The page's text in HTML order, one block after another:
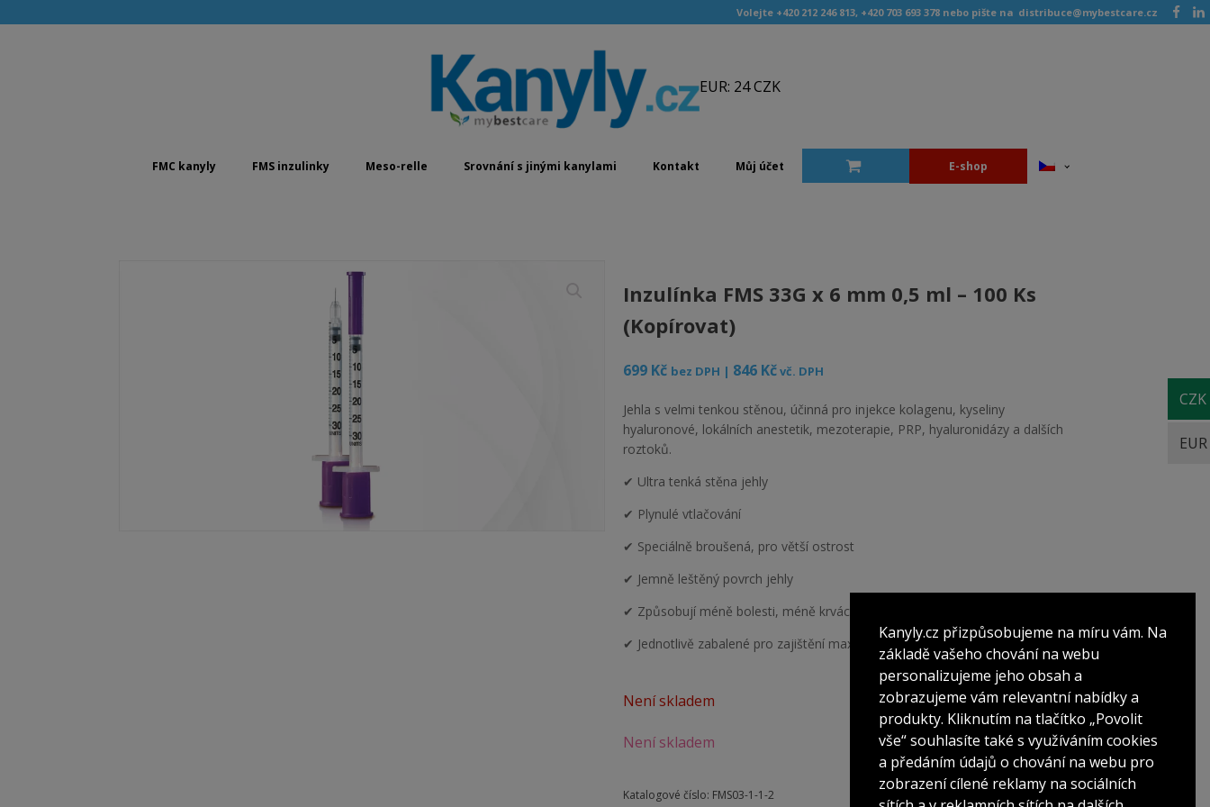
CZK
EUR
Volejte +420 212 246 813, +420 703 693 378 nebo pište na distribuce@mybestcare.cz
EUR: 24 CZK
FMC kanyly FMS inzulinky Meso-relle Srovnání s jinými kanylami Kontakt Můj účet E-shop
Inzulínka FMS 33G x 6 mm 0,5 ml – 100 Ks
(Kopírovat)
699 Kč bez DPH | 846 Kčvč. DPH
Jehla s velmi tenkou stěnou, účinná pro injekce kolagenu, kyseliny
hyaluronové, lokálních anestetik, mezoterapie, PRP, hyaluronidázy a dalších
roztoků.
✔ Ultra tenká stěna jehly
✔ Plynulé vtlačování
✔ Speciálně broušená, pro větší ostrost
✔ Jemně leštěný povrch jehly
✔ Způsobují méně bolesti, méně krvácení a méně známek po injekci
✔ Jednotlivě zabalené pro zajištění maximální sterility
Není skladem
Není skladem
Katalogové číslo: FMS03-1-1-2
Kanyly.cz přizpůsobujeme na míru vám. Na
základě vašeho chování na webu
personalizujeme jeho obsah a
zobrazujeme vám relevantní nabídky a
produkty. Kliknutím na tlačítko „Povolit
vše“ souhlasíte také s využíváním cookies
a předáním údajů o chování na webu pro
zobrazení cílené reklamy na sociálních